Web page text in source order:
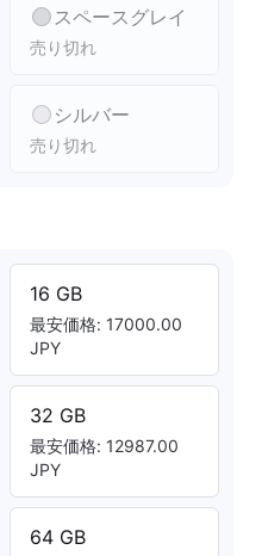
スペースグレイ
売り切れ
シルバー
売り切れ
16 GB
最安価格: 17000.00
JPY
32 GB
最安価格: 12987.00
JPY
64 GB